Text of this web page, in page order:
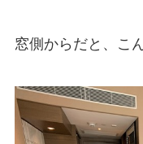
窓側からだと、こ